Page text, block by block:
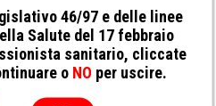
46/97 e delle linee
Salute del 17 febbraio
sanitario, cliccate
o NO per uscire.